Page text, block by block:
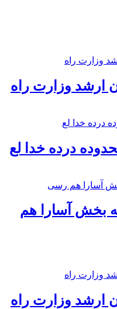
ارشد وزارت راه
درده خدا لع
بخش آسارا هم
ارشد وزارت راه